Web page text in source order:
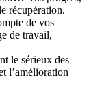
récupération.
de vos
de travail,
le sérieux des
l’amélioration